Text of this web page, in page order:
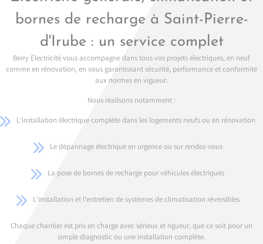
bornes de recharge à Saint-Pierre-
d'Irube : un service complet
Berry Électricité vous accompagne dans tous vos projets électriques, en neuf
comme en rénovation, en vous garantissant sécurité, performance et conformité
aux normes en vigueur.
Nous réalisons notamment :
L’installation électrique complète dans les logements neufs ou en rénovation
Le dépannage électrique en urgence ou sur rendez-vous
La pose de bornes de recharge pour véhicules électriques
L’installation et l’entretien de systèmes de climatisation réversibles
Chaque chantier est pris en charge avec sérieux et rigueur, que ce soit pour un
simple diagnostic ou une installation complète.